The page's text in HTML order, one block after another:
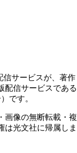
信サービスが、著作
配信サービスである
です。
画像の無断転載・複
は光文社に帰属しま